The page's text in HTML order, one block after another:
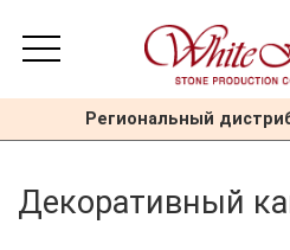
Региональный
Декоративный